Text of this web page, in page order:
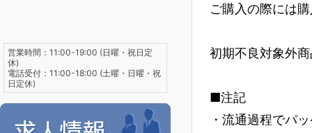
ご購入の際には
初期不良対象外
■注記
・流通過程でパ
営業時間：11:00-19:00 (日曜・祝日定
休)
電話受付：11:00-18:00 (土曜・日曜・祝
日定休)